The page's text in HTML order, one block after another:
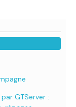
GTServer :